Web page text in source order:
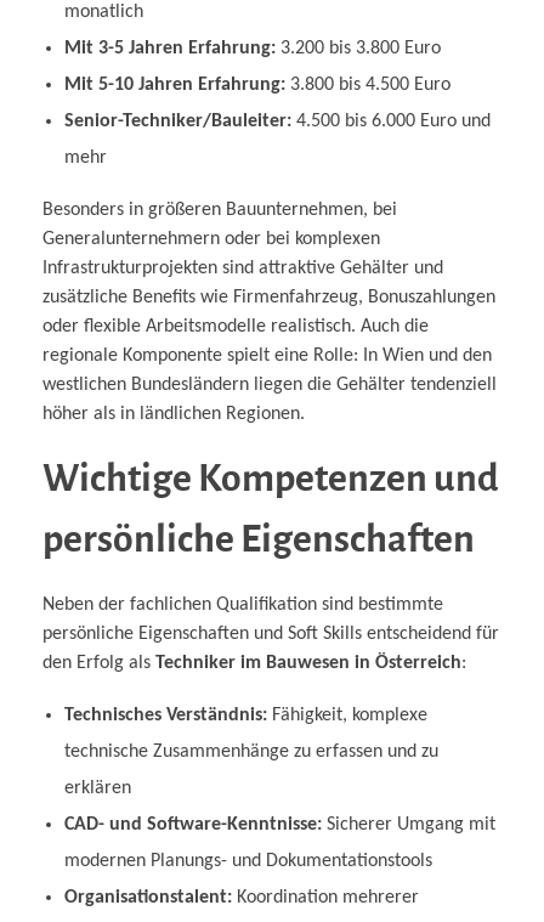
monatlich
Mit 3-5 Jahren Erfahrung:3.200 bis 3.800 Euro
Mit 5-10 Jahren Erfahrung:3.800 bis 4.500 Euro
Senior-Techniker/Bauleiter:4.500 bis 6.000 Euro und
mehr
Besonders in größeren Bauunternehmen, bei
Generalunternehmern oder bei komplexen
Infrastrukturprojekten sind attraktive Gehälter und
zusätzliche Benefits wie Firmenfahrzeug, Bonuszahlungen
oder flexible Arbeitsmodelle realistisch. Auch die
regionale Komponente spielt eine Rolle: In Wien und den
westlichen Bundesländern liegen die Gehälter tendenziell
höher als in ländlichen Regionen.
Wichtige Kompetenzen und
persönliche Eigenschaften
Neben der fachlichen Qualifikation sind bestimmte
persönliche Eigenschaften und Soft Skills entscheidend für
den Erfolg als Techniker im Bauwesen in Österreich:
Technisches Verständnis:Fähigkeit, komplexe
technische Zusammenhänge zu erfassen und zu
erklären
CAD- und Software-Kenntnisse:Sicherer Umgang mit
modernen Planungs- und Dokumentationstools
Organisationstalent:Koordination mehrerer